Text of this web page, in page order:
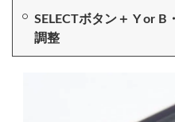
SELECTボタン＋ Y or
調整